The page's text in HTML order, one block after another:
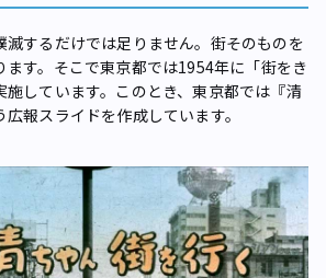
するだけでは足りません。街そのものを
ます。そこで東京都では1954年に「街をき
施しています。このとき、東京都では『清
報スライドを作成しています。